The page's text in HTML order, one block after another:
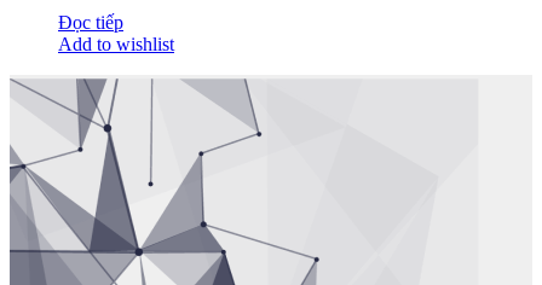
Đọc tiếp
Add to wishlist